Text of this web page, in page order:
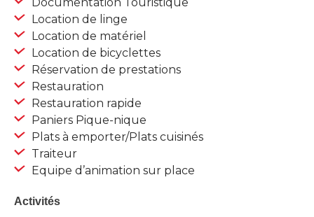
Documentation Touristique
Location de linge
Location de matériel
Location de bicyclettes
Réservation de prestations
Restauration
Restauration rapide
Paniers Pique-nique
Plats à emporter/Plats cuisinés
Traiteur
Equipe d’animation sur place
Activités